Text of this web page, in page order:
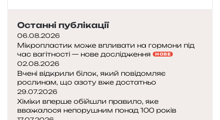
в
к
с
п
о
р
я
д
ж
е
т
р
и
м
у
є
ш
а
с
Останні публікації
06.08.2026
Мікропластик може впливати на гормони під
час вагітності — нове дослідження
НОВЕ
02.08.2026
Вчені відкрили білок, який повідомляє
рослинам, що азоту вже достатньо
29.07.2026
Хіміки вперше обійшли правило, яке
вважалося непорушним понад 100 років